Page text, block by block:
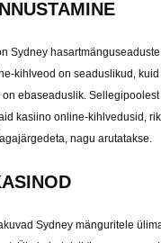
Sydney
kihlveod on seaduslikud,
ebaseaduslik.
kasiino online-kihlvedusid,
nagu arutatakse.
Sydney mänguritele